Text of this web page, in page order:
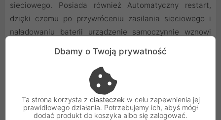
sieciowego. Posiada również Automatyczny restart,
dzięki czemu po przywróceniu zasilania sieciowego i
naładowaniu baterii urządzenie samoczynnie wznowi
Dbamy o Twoją prywatność
Ta strona korzysta z ciasteczek w celu zapewnienia jej
prawidłowego działania. Potrzebujemy ich, abyś mógł
dodać produkt do koszyka albo się zalogować.